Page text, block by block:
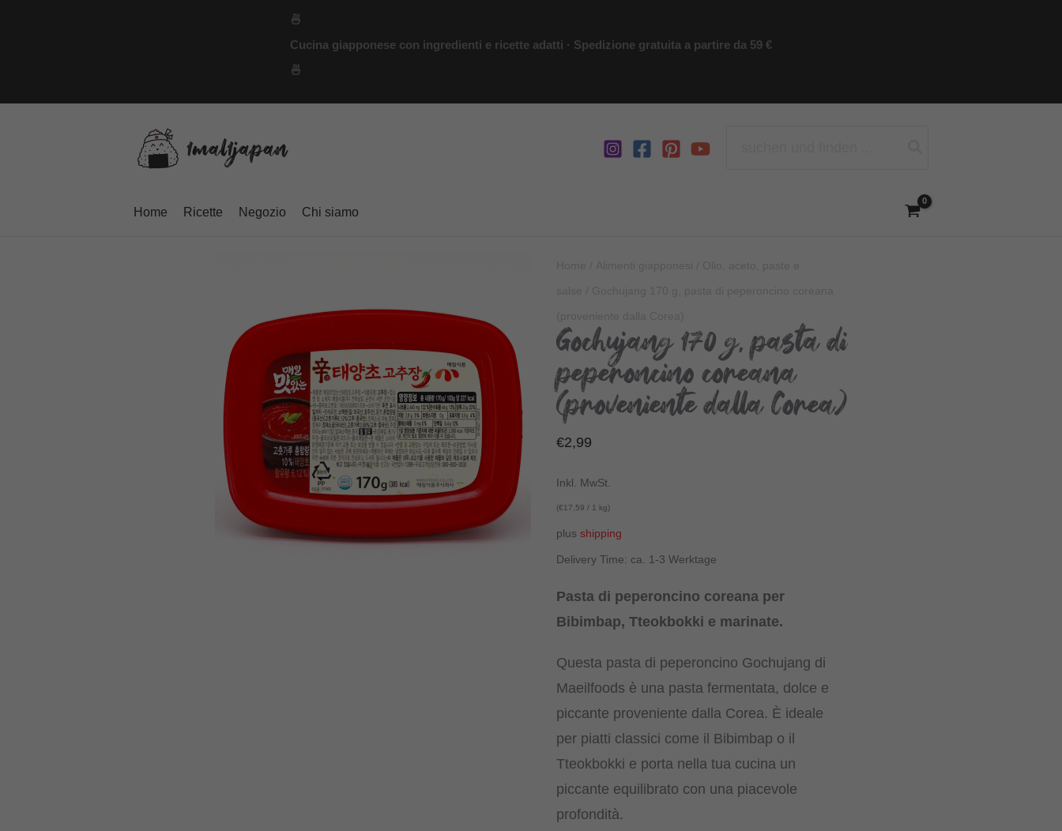
🍜
Cucina giapponese con ingredienti e ricette adatti · Spedizione gratuita a partire da 59 €
🍜
Home Ricette Negozio Chi siamo
Gochujang 170 g, pasta di
peperoncino coreana
(proveniente dalla Corea)
€2,99
Inkl. MwSt.
(€17,59 / 1 kg)
plus shipping
Delivery Time: ca. 1-3 Werktage
Pasta di peperoncino coreana per
Bibimbap, Tteokbokki e marinate.
Questa pasta di peperoncino Gochujang di
Maeilfoods è una pasta fermentata, dolce e
piccante proveniente dalla Corea. È ideale
per piatti classici come il Bibimbap o il
Tteokbokki e porta nella tua cucina un
piccante equilibrato con una piacevole
profondità.